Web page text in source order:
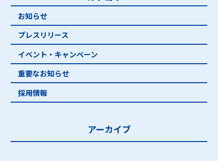
お知らせ
プレスリリース
イベント・キャンペーン
重要なお知らせ
採用情報
アーカイブ